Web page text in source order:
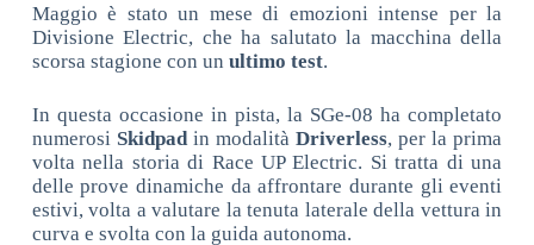
Maggio è stato un mese di emozioni intense per la
Divisione Electric, che ha salutato la macchina della
scorsa stagione con un ultimo test.
In questa occasione in pista, la SGe-08 ha completato
numerosi Skidpadin modalitàDriverless, per la prima
volta nella storia di Race UP Electric. Si tratta di una
delle prove dinamiche da affrontare durante gli eventi
estivi, volta a valutare la tenuta laterale della vettura in
curva e svolta con la guida autonoma.